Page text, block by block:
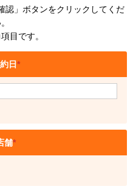
認」ボタンをクリックしてくだ
目です。
日*
舗*